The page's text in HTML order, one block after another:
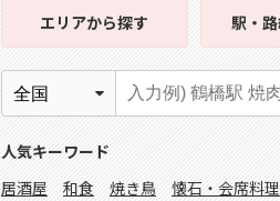
エリアから探す 駅・
人気キーワード
居酒屋
和食 焼き鳥 懐石・会席料理